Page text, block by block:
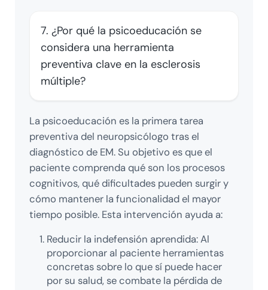
7. ¿Por qué la psicoeducación se
considera una herramienta
preventiva clave en la esclerosis
múltiple?
La psicoeducación es la primera tarea
preventiva del neuropsicólogo tras el
diagnóstico de EM. Su objetivo es que el
paciente comprenda qué son los procesos
cognitivos, qué dificultades pueden surgir y
cómo mantener la funcionalidad el mayor
tiempo posible. Esta intervención ayuda a:
Reducir la indefensión aprendida: Al
proporcionar al paciente herramientas
concretas sobre lo que sí puede hacer
por su salud, se combate la pérdida de